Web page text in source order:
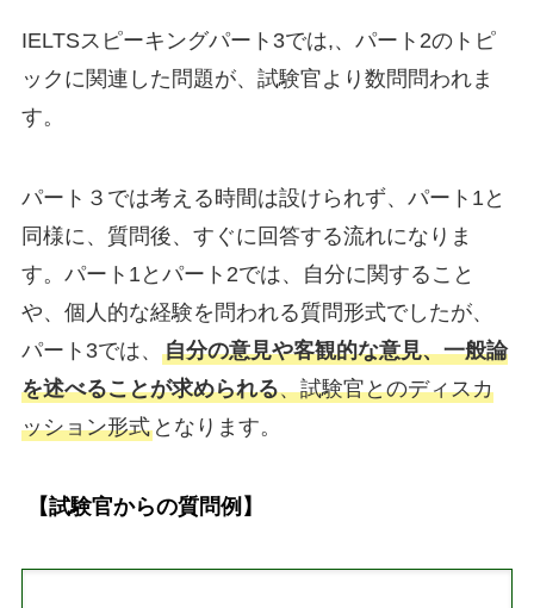
IELTSスピーキングパート3では,、パート2のトピ
ックに関連した問題が、試験官より数問問われま
す。
パート３では考える時間は設けられず、パート1と
同様に、質問後、すぐに回答する流れになりま
す。パート1とパート2では、自分に関すること
や、個人的な経験を問われる質問形式でしたが、
パート3では、 自分の意見や客観的な意見、一般論
を述べることが求められる、試験官とのディスカ
ッション形式となります。
【試験官からの質問例】